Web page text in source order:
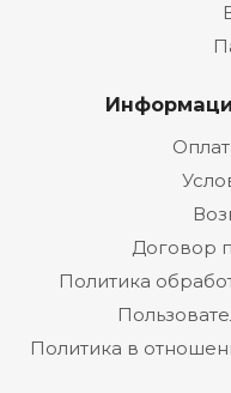
Договор
Политика
Политика в